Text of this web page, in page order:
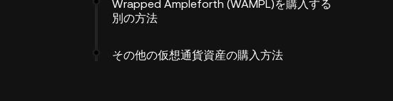
Wrapped Ampleforth (WAMPL)を購入する
別の方法
その他の仮想通貨資産の購入方法